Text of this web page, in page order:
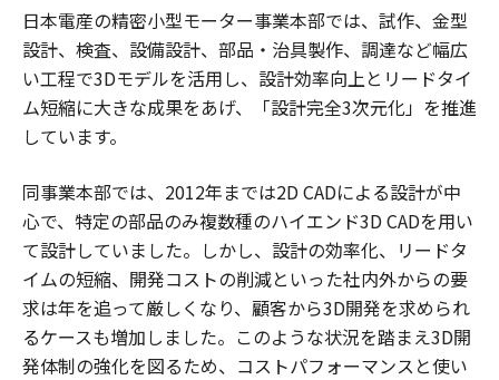
日本電産の精密小型モーター事業本部では、試作、金型
設計、検査、設備設計、部品・治具製作、調達など幅広
い工程で3Dモデルを活用し、設計効率向上とリードタイ
ム短縮に大きな成果をあげ、「設計完全3次元化」を推進
しています。
同事業本部では、2012年までは2D CADによる設計が中
心で、特定の部品のみ複数種のハイエンド3D CADを用い
て設計していました。しかし、設計の効率化、リードタ
イムの短縮、開発コストの削減といった社内外からの要
求は年を追って厳しくなり、顧客から3D開発を求められ
るケースも増加しました。このような状況を踏まえ3D開
発体制の強化を図るため、コストパフォーマンスと使い